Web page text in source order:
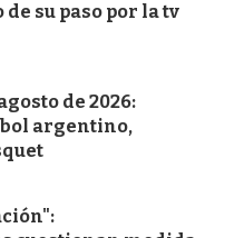
su paso por la tv
de 2026:
argentino,